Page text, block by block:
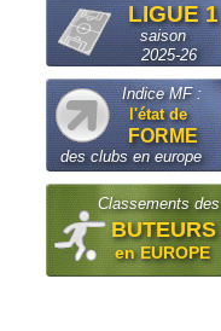
LIGUE 1
saison
2025-26
Indice MF :
l'état de
FORME
des clubs en europe
Classements des
BUTEURS
en EUROPE